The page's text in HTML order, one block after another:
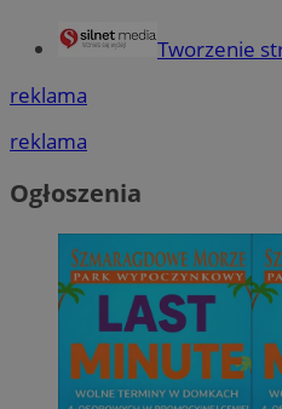
Tworzenie
reklama
reklama
Ogłoszenia